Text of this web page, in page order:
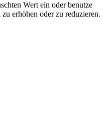
Wert ein oder benutze
erhöhen oder zu reduzieren.